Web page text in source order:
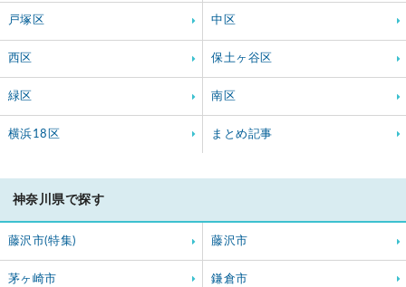
戸塚区 中区
西区 保土ヶ谷区
緑区 南区
横浜18区 まとめ記事
神奈川県で探す
藤沢市(特集) 藤沢市
茅ヶ崎市 鎌倉市